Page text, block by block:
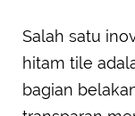
Salah satu
hitam tile
bagian